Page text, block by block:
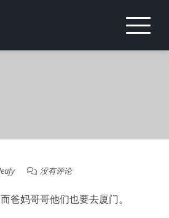
没有评论
爸妈哥哥他们也要去厦门。